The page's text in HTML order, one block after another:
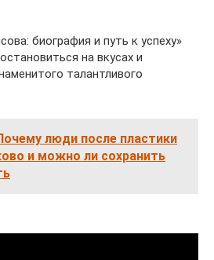
биография и путь к успеху»
на вкусах и
талантливого
люди после пластики
и можно ли сохранить